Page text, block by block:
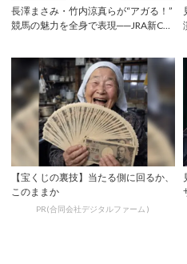
長澤まさみ・竹内涼真らが“アガる！”
競馬の魅力を全身で表現──JRA新CM
【宝くじの裏技】当たる側に回るか、
このままか
PR(合同会社デジタルファーム )